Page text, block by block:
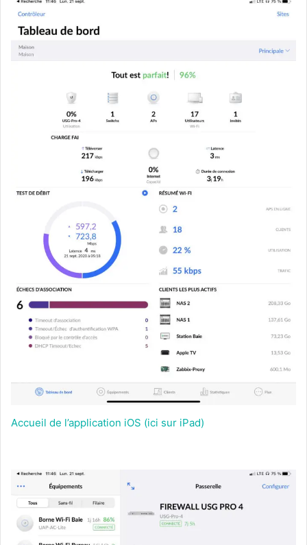
Accueil de l’application iOS (ici sur iPad)